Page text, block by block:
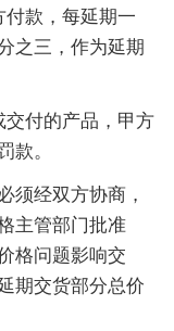
付款，每延期一
之三，作为延期
交付的产品，甲方
款。
须经双方协商，
主管部门批准
格问题影响交
期交货部分总价